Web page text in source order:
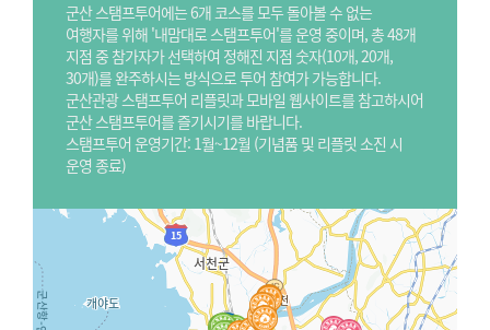
군산 스탬프투어에는 6개 코스를 모두 돌아볼 수 없는
여행자를 위해 '내맘대로 스탬프투어'를 운영 중이며, 총 48개
지점 중 참가자가 선택하여 정해진 지점 숫자(10개, 20개,
30개)를 완주하시는 방식으로 투어 참여가 가능합니다.
군산관광 스탬프투어 리플릿과 모바일 웹사이트를 참고하시어
군산 스탬프투어를 즐기시기를 바랍니다.
스탬프투어 운영기간: 1월~12월 (기념품 및 리플릿 소진 시
운영 종료)